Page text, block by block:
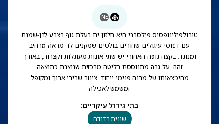
NE
טובולפילינופסיס פילסברי היא חלזון ים בעלת גוף בצבע לבן-שמנת
עם דפוסי עיגולים שחורים בולטים שמקנים לה מראה מרהיב
ומנוגד. בקצה גופה האחורי יש שתי אונות מעוגלות וקצרות, באורך
זהה. על גבה מתנוססת בליטה מרכזית שנוצרת כתוצאה
מהימצאותו של מבנה פנימי ייחוד: צינור שרירי ארוך ומקופל
המשמש לאכילה.
בתי גידול עיקריים:
שונית רדודה